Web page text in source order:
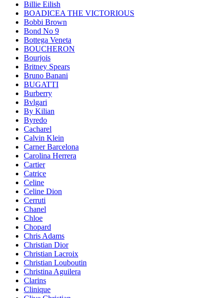
Billie Eilish
BOADICEA THE VICTORIOUS
Bobbi Brown
Bond No 9
Bottega Veneta
BOUCHERON
Bourjois
Britney Spears
Bruno Banani
BUGATTI
Burberry
Bvlgari
By Kilian
Byredo
Cacharel
Calvin Klein
Carner Barcelona
Carolina Herrera
Cartier
Catrice
Celine
Celine Dion
Cerruti
Chanel
Chloe
Chopard
Chris Adams
Christian Dior
Christian Lacroix
Christian Louboutin
Christina Aguilera
Clarins
Clinique